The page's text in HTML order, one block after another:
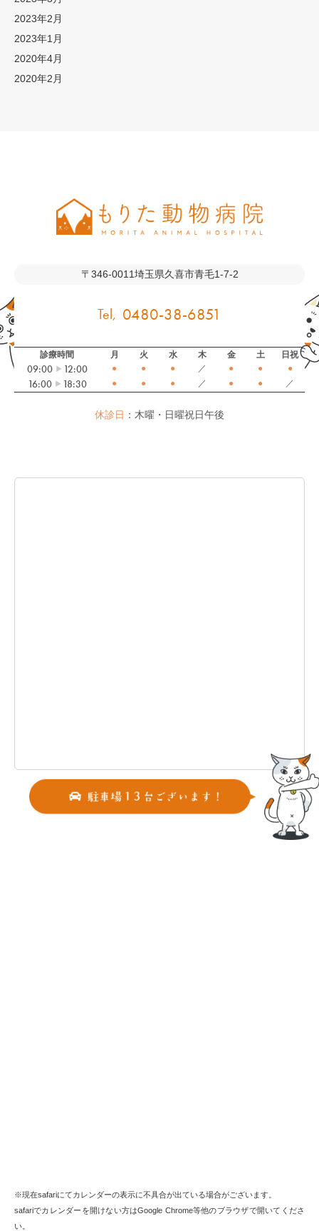
2023年2月
2023年1月
2020年4月
2020年2月
〒346-0011埼玉県久喜市青毛1-7-2
0480-38-6851
診療時間 月 火 水 木 金 土 日祝
09:00 12:00 ● ● ● ／ ● ● ●
16:00 18:30 ● ● ● ／ ● ● ／
休診日 ：木曜・日曜祝日午後
※現在safariにてカレンダーの表示に不具合が出ている場合がございます。
safariでカレンダーを開けない方はGoogle Chrome等他のブラウザで開いてくださ
い。